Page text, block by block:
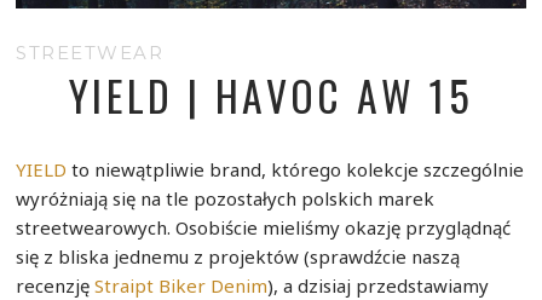
STREETWEAR
YIELD | HAVOC AW 15
YIELD to niewątpliwie brand, którego kolekcje szczególnie
wyróżniają się na tle pozostałych polskich marek
streetwearowych. Osobiście mieliśmy okazję przyglądnąć
się z bliska jednemu z projektów (sprawdźcie naszą
recenzjęStraipt Biker Denim), a dzisiaj przedstawiamy